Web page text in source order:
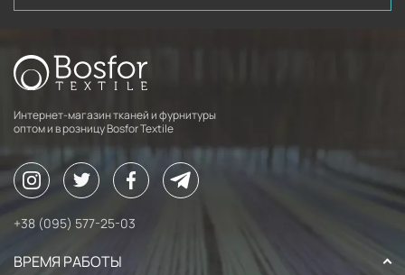
Интернет-магазин тканей и фурнитуры
оптом и в розницу Bosfor Textile
+38 (095) 577-25-03
ВРЕМЯ РАБОТЫ